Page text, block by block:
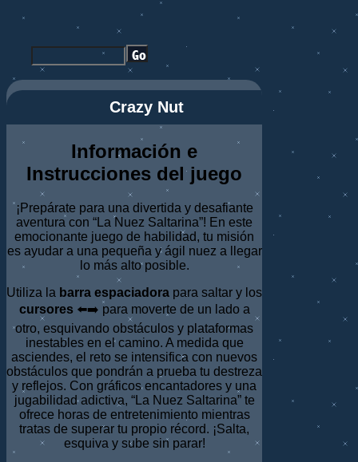
Crazy Nut
Información e
Instrucciones del juego
¡Prepárate para una divertida y desafiante
aventura con “La Nuez Saltarina”! En este
emocionante juego de habilidad, tu misión
es ayudar a una pequeña y ágil nuez a llegar
lo más alto posible.
Utiliza la barra espaciadora para saltar y los
cursores⬅️➡️ para moverte de un lado a
otro, esquivando obstáculos y plataformas
inestables en el camino. A medida que
asciendes, el reto se intensifica con nuevos
obstáculos que pondrán a prueba tu destreza
y reflejos. Con gráficos encantadores y una
jugabilidad adictiva, “La Nuez Saltarina” te
ofrece horas de entretenimiento mientras
tratas de superar tu propio récord. ¡Salta,
esquiva y sube sin parar!